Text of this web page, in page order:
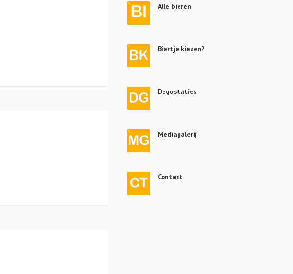
Alle bieren
Biertje kiezen?
Degustaties
Mediagalerij
Contact